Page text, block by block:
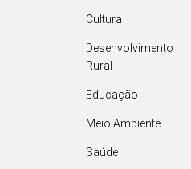
Cultura
Desenvolvimento
Rural
Educação
Meio Ambiente
Saúde